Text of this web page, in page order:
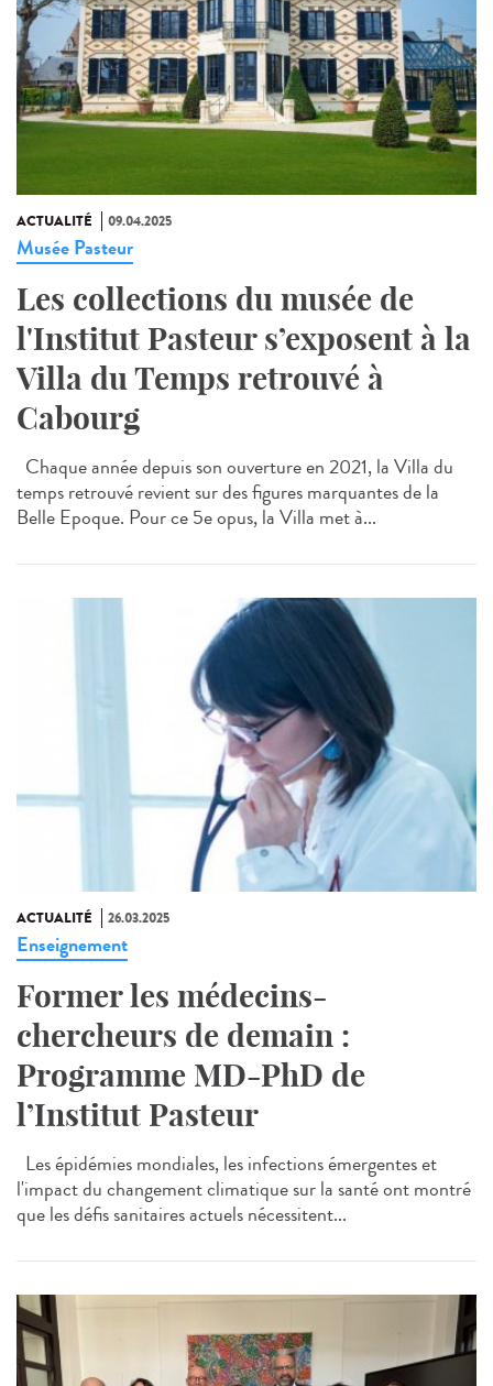
ACTUALITÉ 09.04.2025
Musée Pasteur
Les collections du musée de
l'Institut Pasteur s’exposent à la
Villa du Temps retrouvé à
Cabourg
Chaque année depuis son ouverture en 2021, la Villa du
temps retrouvé revient sur des figures marquantes de la
Belle Epoque. Pour ce 5e opus, la Villa met à...
ACTUALITÉ 26.03.2025
Enseignement
Former les médecins-
chercheurs de demain :
Programme MD-PhD de
l’Institut Pasteur
Les épidémies mondiales, les infections émergentes et
l'impact du changement climatique sur la santé ont montré
que les défis sanitaires actuels nécessitent...